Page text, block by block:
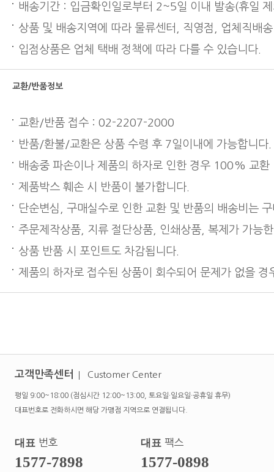
배송기간 : 입금확인일로부터 2~5일 이내 발송(휴일
상품 및 배송지역에 따라 물류센터, 직영점, 업체직배
입점상품은 업체 택배 정책에 따라 다를 수 있습니다.
교환/반품정보
교환/반품 접수 : 02-2207-2000
반품/환불/교환은 상품 수령 후 7일이내에 가능합니다.
배송중 파손이나 제품의 하자로 인한 경우 100% 교환
제품박스 훼손 시 반품이 불가합니다.
단순변심, 구매실수로 인한 교환 및 반품의 배송비는
주문제작상품, 지류 절단상품, 인쇄상품, 복제가 가능
상품 반품 시 포인트도 차감됩니다.
제품의 하자로 접수된 상품이 회수되어 문제가 없을
고객만족센터 Customer Center
평일 9:00~18:00 (점심시간 12:00~13:00, 토요일·일요일·공휴일 휴무)
대표번호로 전화하시면 해당 가맹점 지역으로 연결됩니다.
대표 번호
1577-7898
대표 팩스
1577-0898